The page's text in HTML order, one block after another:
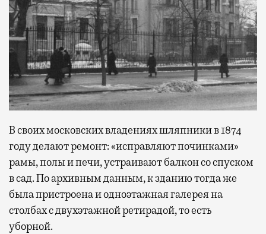
В своих московских владениях шляпники в 1874
году делают ремонт: «исправляют починками»
рамы, полы и печи, устраивают балкон со спуском
в сад. По архивным данным, к зданию тогда же
была пристроена и одноэтажная галерея на
столбах с двухэтажной ретирадой, то есть
уборной.